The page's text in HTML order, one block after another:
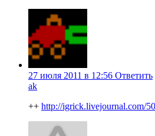
27 июля 2011 в 12:56 Ответить
ak
++ http://igrick.livejournal.com/